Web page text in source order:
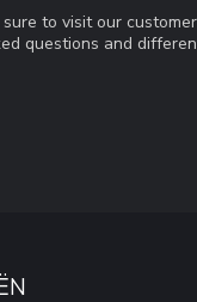
to visit our
questions and